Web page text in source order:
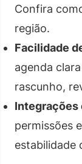
Confira
região.
Facilidade
agenda
rascunho,
Integrações
permissões
estabilidade